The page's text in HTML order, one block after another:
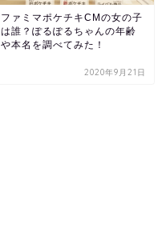
ファミマポケチキCMの女の子
は誰？ぽるぽるちゃんの年齢
や本名を調べてみた！
2020年9月21日